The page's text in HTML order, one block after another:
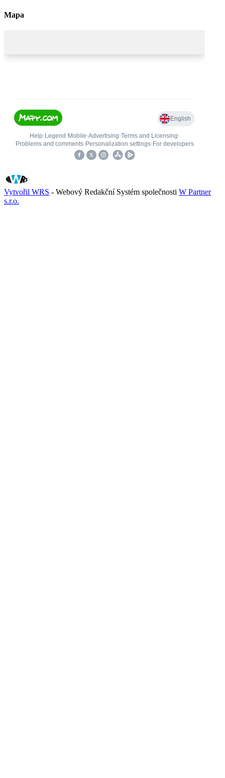
Mapa
Vytvořil WRS - Webový Redakční Systém společnosti W Partner
s.r.o.